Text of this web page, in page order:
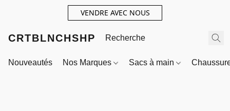
VENDRE AVEC NOUS
CRTBLNCHSHP
Nouveautés Nos Marques Sacs à main